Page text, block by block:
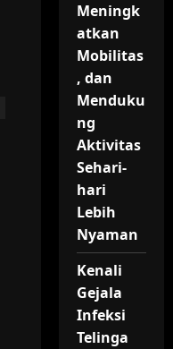
Meningk
atkan
Mobilitas
, dan
Menduku
ng
Aktivitas
Sehari-
hari
Lebih
Nyaman
Kenali
Gejala
Infeksi
Telinga